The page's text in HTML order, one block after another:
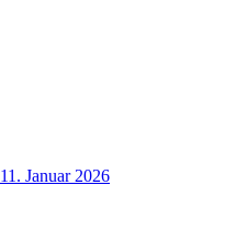
11. Januar 2026